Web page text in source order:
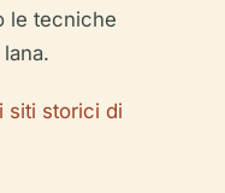
le tecniche
siti storici di